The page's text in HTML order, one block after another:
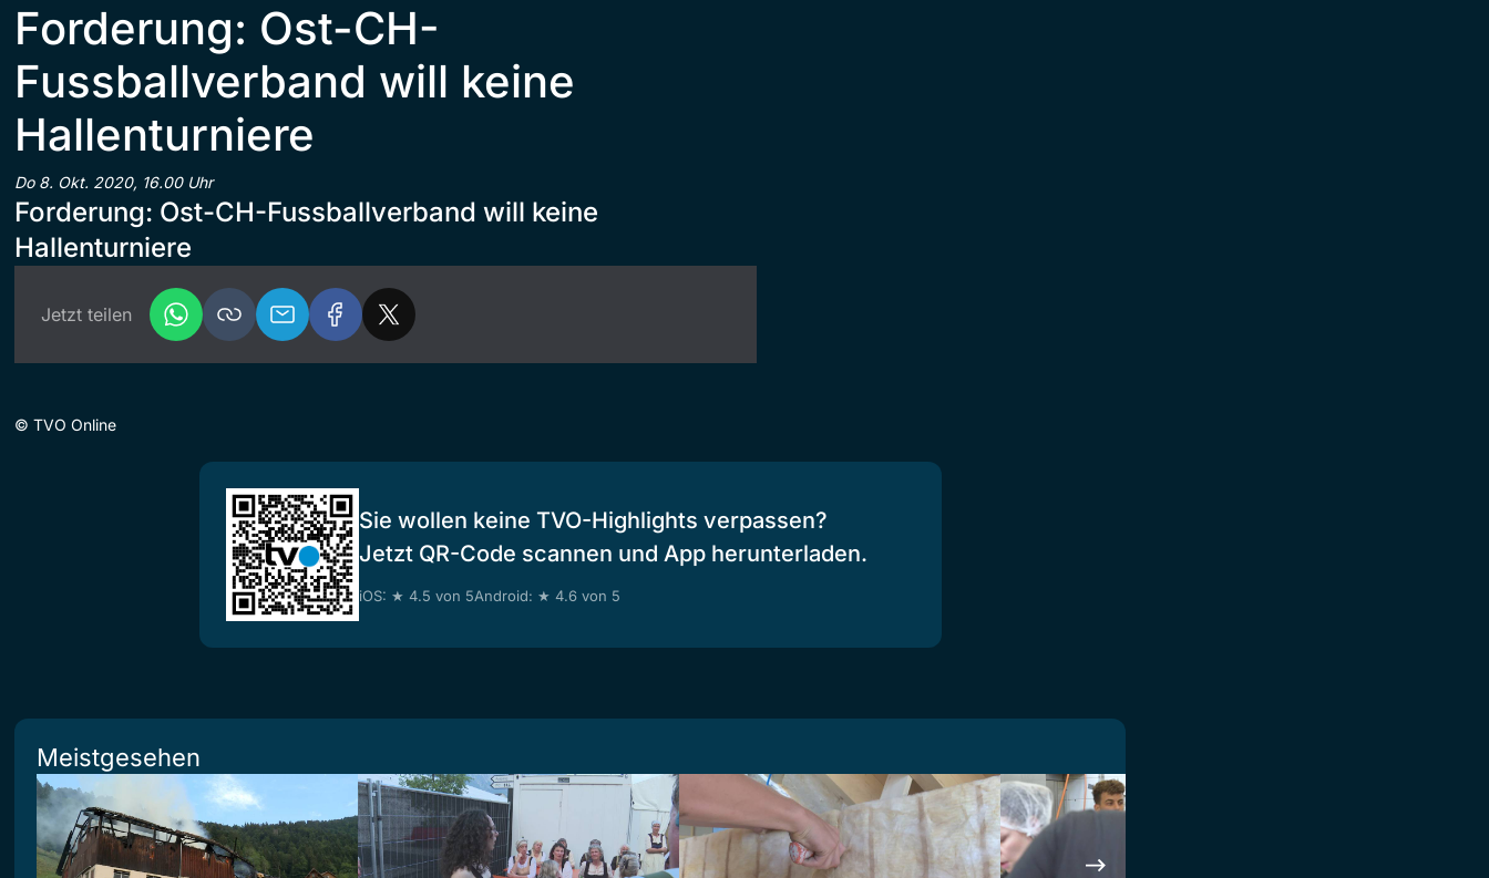
Forderung: Ost-CH-
Fussballverband will keine
Hallenturniere
Do 8. Okt. 2020, 16.00 Uhr
Forderung: Ost-CH-Fussballverband will keine
Hallenturniere
Jetzt teilen
© TVO Online
Sie wollen keine TVO-Highlights verpassen?
Jetzt QR-Code scannen und App herunterladen.
iOS: ★ 4.5 von 5Android: ★ 4.6 von 5
Meistgesehen